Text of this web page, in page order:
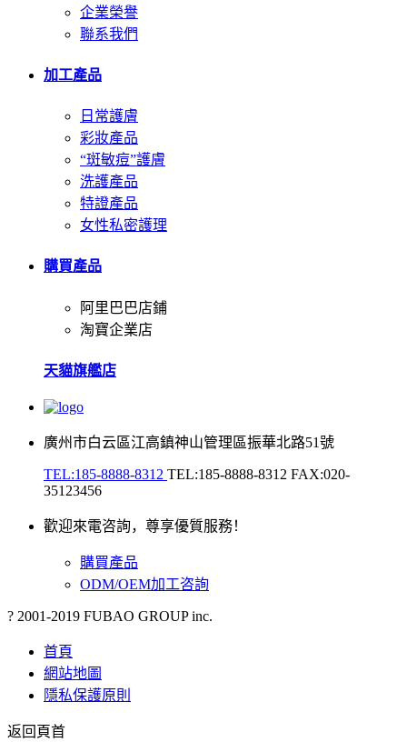
企業榮譽
聯系我們
加工產品
日常護膚
彩妝產品
“斑敏痘”護膚
洗護產品
特證產品
女性私密護理
購買產品
阿里巴巴店鋪
淘寶企業店
天貓旗艦店
廣州市白云區江高鎮神山管理區振華北路51號
TEL:185-8888-8312 TEL:185-8888-8312 FAX:020-
35123456
歡迎來電咨詢，尊享優質服務！
購買產品
ODM/OEM加工咨詢
? 2001-2019 FUBAO GROUP inc.
首頁
網站地圖
隱私保護原則
返回頁首